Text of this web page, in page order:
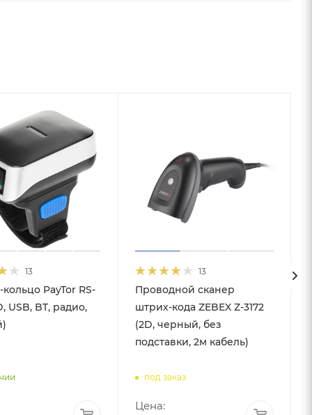
13
PayTor RS-
USB, BT, радио,
13
Проводной сканер
штрих-кода ZEBEX Z-3172
(2D, черный, без
подставки, 2м кабель)
под заказ
Цена: